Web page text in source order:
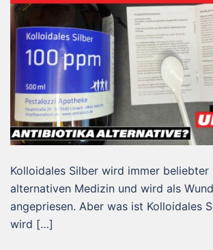
Kolloidales Silber wird immer beliebter
alternativen Medizin und wird als
angepriesen. Aber was ist Kolloidales
wird […]